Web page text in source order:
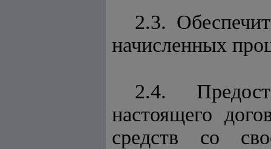
2.3.
начисленных
2.4.
настоящего
средств со